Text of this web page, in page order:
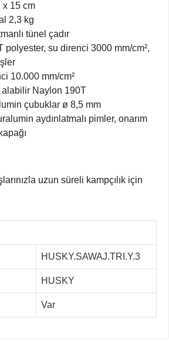
x 15 cm
2,3 kg
tünel çadır
polyester, su direnci 3000 mm/cm²,
10.000 mm/cm²
alabilir Naylon 190T
çubuklar ø 8,5 mm
aydınlatmalı pimler, onarım
uzun süreli kampçılık için
HUSKY.SAWAJ.TRI.Y.3
HUSKY
Var